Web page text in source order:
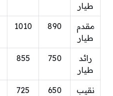
طيار
مقدم
طيار
890
1010
رائد
طيار
750
855
نقيب
650
725